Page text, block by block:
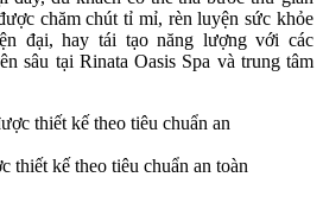
chăm chút tỉ mỉ, rèn luyện sức khỏe
đại, hay tái tạo năng lượng với các
sâu tại Rinata Oasis Spa và trung tâm
thiết kế theo tiêu chuẩn an toàn